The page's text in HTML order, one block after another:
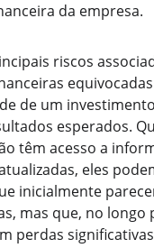
da empresa.
riscos
de um
esperados.
têm acesso a
eles
inicialmente
mas que, no longo
perdas